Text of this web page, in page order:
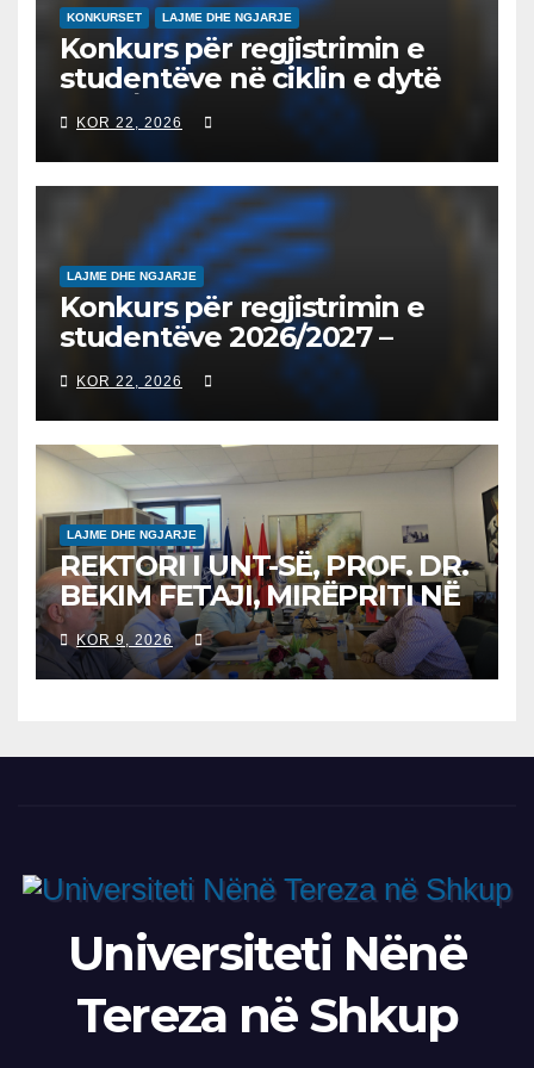
KONKURSET LAJME DHE NGJARJE
Konkurs për regjistrimin e
studentëve në ciklin e dytë
2026/2027 – Конкурс за
запишување на студенти
на втор циклус студии за
2026/2027
KOR 22, 2026
LAJME DHE NGJARJE
Konkurs për regjistrimin e
studentëve 2026/2027 –
Конкурс за запишување на
студенти за 2026/2027
KOR 22, 2026
LAJME DHE NGJARJE
REKTORI I UNT-SË, PROF. DR.
BEKIM FETAJI, MIRËPRITI NË
TAKIM ZYRTAR DREJTORIN E
SH.A MEPSO, DR. BURIM
LATIFIN
KOR 9, 2026
Universiteti Nënë
Tereza në Shkup